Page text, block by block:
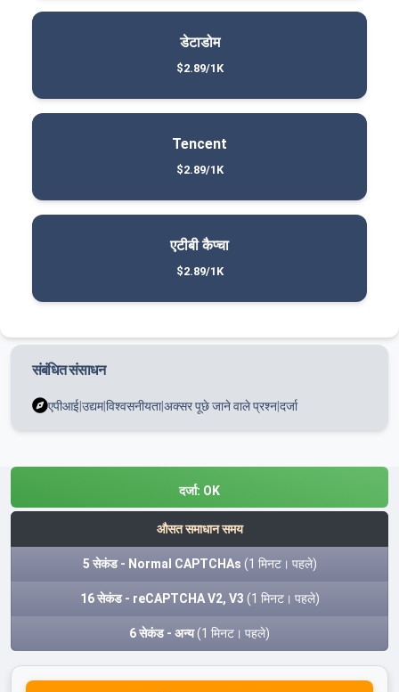
डेटाडोम
$2.89/1K
Tencent
$2.89/1K
एटीबी कैप्चा
$2.89/1K
संबंधित संसाधन
एपीआई|उद्यम|विश्वसनीयता|अक्सर पूछे जाने वाले प्रश्न|दर्जा
दर्जा: OK
औसत समाधान समय
5 सेकंड - Normal CAPTCHAs (1 मिनट। पहले)
16 सेकंड - reCAPTCHA V2, V3 (1 मिनट। पहले)
6 सेकंड - अन्य(1 मिनट। पहले)